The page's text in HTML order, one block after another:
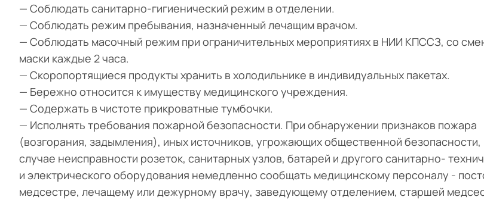
— Соблюдать санитарно-гигиенический режим в отделении.
— Соблюдать режим пребывания, назначенный лечащим врачом.
— Соблюдать масочный режим при ограничительных мероприятиях в НИИ КПССЗ, со
маски каждые 2 часа.
— Скоропортящиеся продукты хранить в холодильнике в индивидуальных пакетах.
— Бережно относится к имуществу медицинского учреждения.
— Содержать в чистоте прикроватные тумбочки.
— Исполнять требования пожарной безопасности. При обнаружении признаков пожара
(возгорания, задымления), иных источников, угрожающих общественной безопасности,
случае неисправности розеток, санитарных узлов, батарей и другого санитарно-
и электрического оборудования немедленно сообщать медицинскому персоналу -
медсестре, лечащему или дежурному врачу, заведующему отделением, старшей